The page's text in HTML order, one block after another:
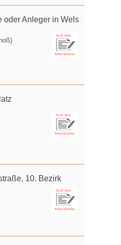
oder Anleger in Wels
10. Bezirk